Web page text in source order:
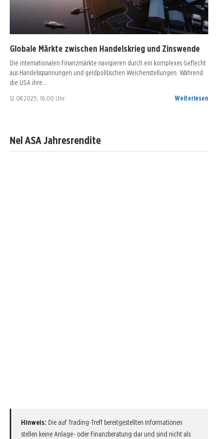
Globale Märkte zwischen Handelskrieg und Zinswende
Die internationalen Finanzmärkte navigieren durch ein komplexes Geflecht
aus Handelsspannungen und geldpolitischen Weichenstellungen. Während
die USA ihre…
12.08.2025, 16:00 Uhr Weiterlesen
Nel ASA Jahresrendite
Hinweis: Die auf Trading-Treff bereitgestellten Informationen
stellen keine Anlage- oder Finanzberatung dar und sind nicht als